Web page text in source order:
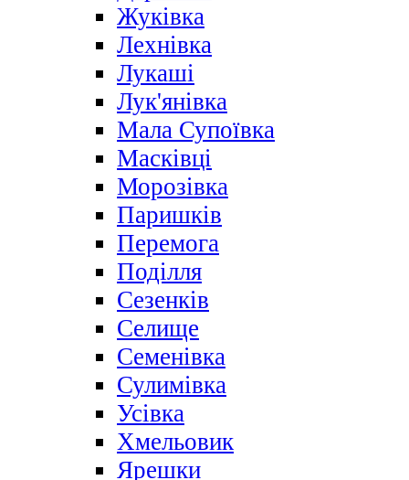
Жуківка
Лехнівка
Лукаші
Лук'янівка
Мала Супоївка
Масківці
Морозівка
Паришків
Перемога
Поділля
Сезенків
Селище
Семенівка
Сулимівка
Усівка
Хмельовик
Ярешки